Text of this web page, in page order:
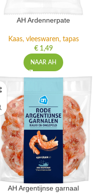
AH Ardennerpate
Kaas, vleeswaren, tapas
€1,49
NAAR AH
AH Argentijnse garnaal